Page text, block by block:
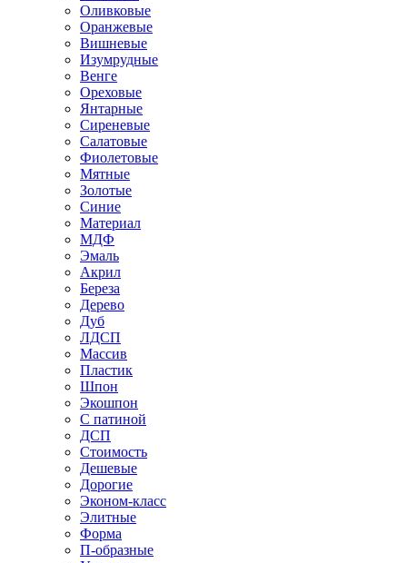
Оливковые
Оранжевые
Вишневые
Изумрудные
Венге
Ореховые
Янтарные
Сиреневые
Салатовые
Фиолетовые
Мятные
Золотые
Синие
Материал
МДФ
Эмаль
Акрил
Береза
Дерево
Дуб
ЛДСП
Массив
Пластик
Шпон
Экошпон
С патиной
ДСП
Стоимость
Дешевые
Дорогие
Эконом-класс
Элитные
Форма
П-образные